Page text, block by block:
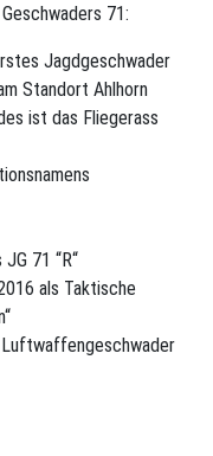
71:
Jagdgeschwader
Standort Ahlhorn
ist das Fliegerass
71 “R“
als Taktische